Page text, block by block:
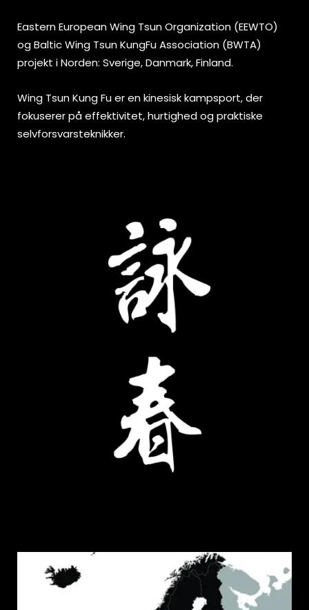
Eastern European Wing Tsun Organization (EEWTO)
og Baltic Wing Tsun KungFu Association (BWTA)
projekt i Norden: Sverige, Danmark, Finland.
Wing Tsun Kung Fu er en kinesisk kampsport, der
fokuserer på effektivitet, hurtighed og praktiske
selvforsvarsteknikker.